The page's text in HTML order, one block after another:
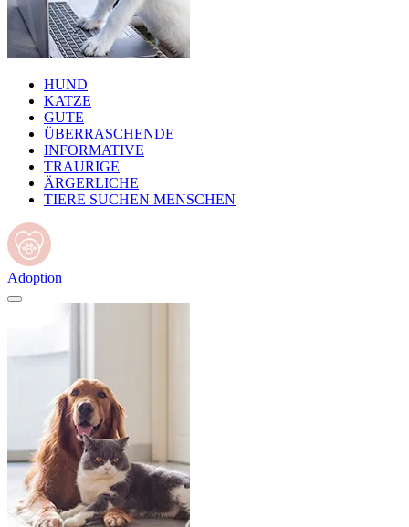
HUND
KATZE
GUTE
ÜBERRASCHENDE
INFORMATIVE
TRAURIGE
ÄRGERLICHE
TIERE SUCHEN MENSCHEN
Adoption